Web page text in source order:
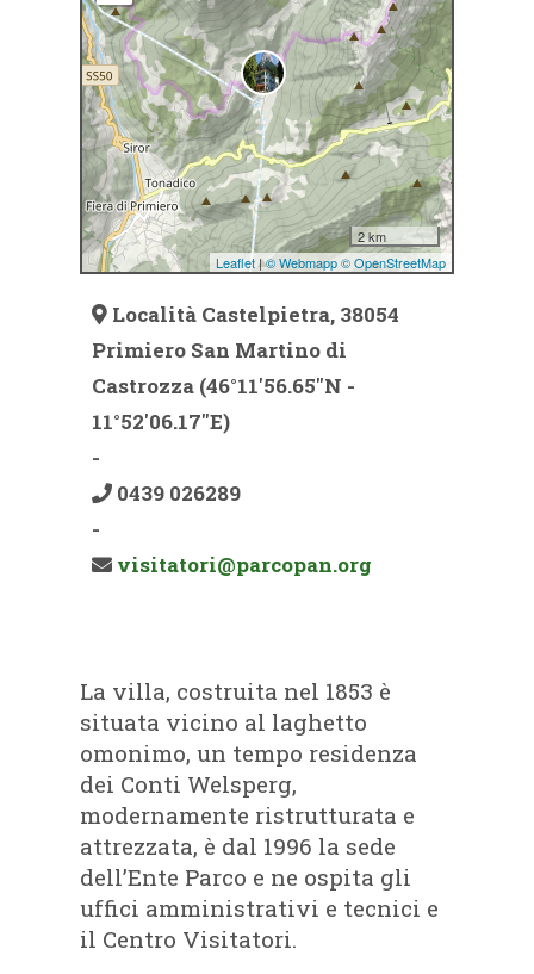
Località Castelpietra, 38054
Primiero San Martino di
Castrozza (46°11'56.65''N -
11°52'06.17''E)
-
0439 026289
-
visitatori@parcopan.org
La villa, costruita nel 1853 è
situata vicino al laghetto
omonimo, un tempo residenza
dei Conti Welsperg,
modernamente ristrutturata e
attrezzata, è dal 1996 la sede
dell’Ente Parco e ne ospita gli
uffici amministrativi e tecnici e
il Centro Visitatori.